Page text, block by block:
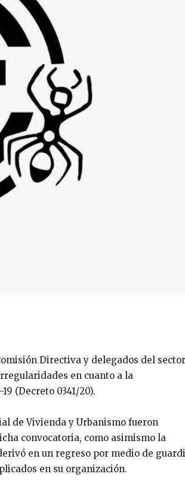
Directiva y delegados del sector
en cuanto a la
(Decreto 0341/20).
de Vivienda y Urbanismo fueron
convocatoria, como asimismo la
en un regreso por medio de
en su organización.